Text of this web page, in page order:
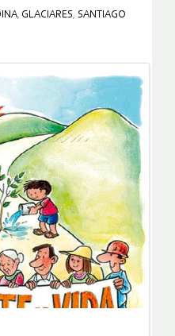
GLACIARES SANTIAGO